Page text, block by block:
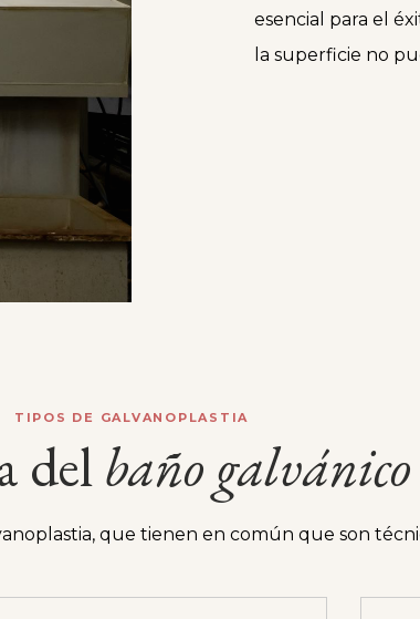
esencial para el
la superficie no
TIPOS DE GALVANOPLASTIA
delbaño galvánico
que tienen en común que son